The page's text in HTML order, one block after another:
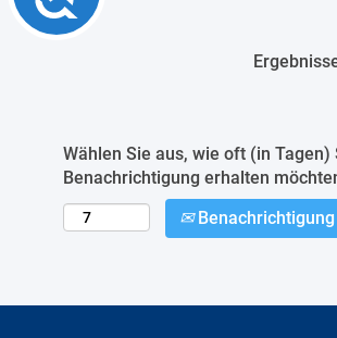
Wählen Sie aus, wie oft (in Tagen)
Benachrichtigung erhalten